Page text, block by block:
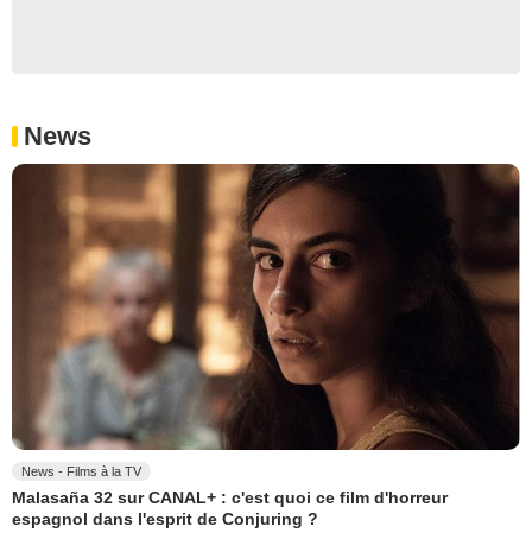
News
News - Films à la TV
Malasaña 32 sur CANAL+ : c'est quoi ce film d'horreur
espagnol dans l'esprit de Conjuring ?